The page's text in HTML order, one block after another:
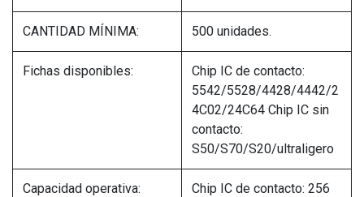
CANTIDAD MÍNIMA: 500 unidades.
Fichas disponibles:
Chip IC de contacto:
5542/5528/4428/4442/2
4C02/24C64 Chip IC sin
contacto:
S50/S70/S20/ultraligero
Capacidad operativa:
Chip IC de contacto: 256